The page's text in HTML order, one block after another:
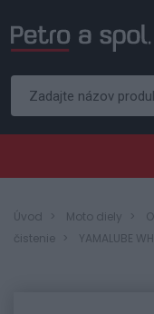
Úvod Moto diely
čistenie
YAMALUBE